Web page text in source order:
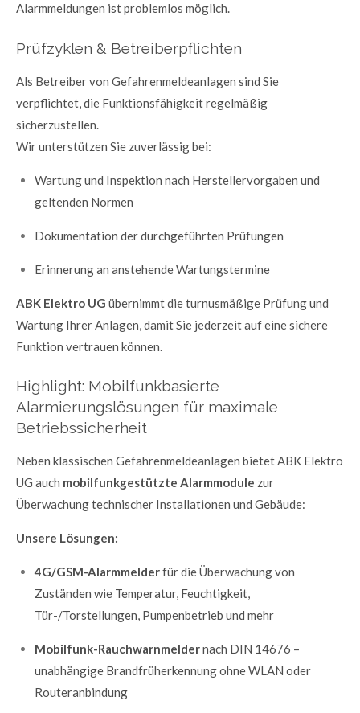
Alarmmeldungen ist problemlos möglich.
Prüfzyklen & Betreiberpflichten
Als Betreiber von Gefahrenmeldeanlagen sind Sie
verpflichtet, die Funktionsfähigkeit regelmäßig
sicherzustellen.
Wir unterstützen Sie zuverlässig bei:
Wartung und Inspektion nach Herstellervorgaben und
geltenden Normen
Dokumentation der durchgeführten Prüfungen
Erinnerung an anstehende Wartungstermine
ABK Elektro UG übernimmt die turnusmäßige Prüfung und
Wartung Ihrer Anlagen, damit Sie jederzeit auf eine sichere
Funktion vertrauen können.
Highlight: Mobilfunkbasierte
Alarmierungslösungen für maximale
Betriebssicherheit
Neben klassischen Gefahrenmeldeanlagen bietet ABK Elektro
UG auch mobilfunkgestützte Alarmmodule zur
Überwachung technischer Installationen und Gebäude:
Unsere Lösungen:
4G/GSM-Alarmmelderfür die Überwachung von
Zuständen wie Temperatur, Feuchtigkeit,
Tür-/Torstellungen, Pumpenbetrieb und mehr
Mobilfunk-Rauchwarnmeldernach DIN 14676 –
unabhängige Brandfrüherkennung ohne WLAN oder
Routeranbindung